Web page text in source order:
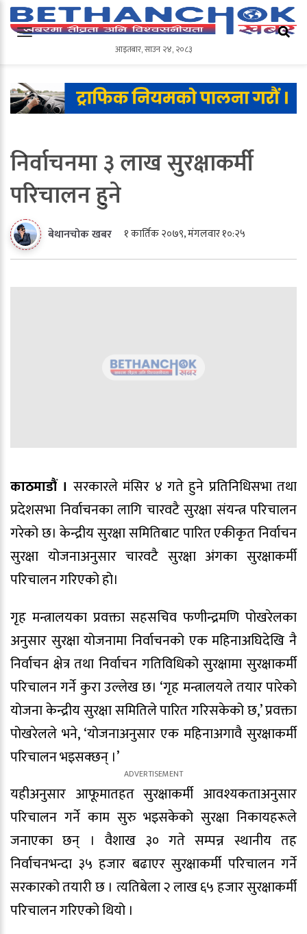
आइतबार,साउन२४,२०८३
आइतबार,साउन २४, २०८३
निर्वाचनमा ३ लाख सुरक्षाकर्मी
परिचालन हुने
बेथानचोक खबर १ कार्तिक २०७९, मंगलवार १०:२५
काठमाडौं । सरकारले मंसिर ४ गते हुने प्रतिनिधिसभा तथा
प्रदेशसभा निर्वाचनका लागि चारवटै सुरक्षा संयन्त्र परिचालन
गरेको छ। केन्द्रीय सुरक्षा समितिबाट पारित एकीकृत निर्वाचन
सुरक्षा योजनाअनुसार चारवटै सुरक्षा अंगका सुरक्षाकर्मी
परिचालन गरिएको हो।
गृह मन्त्रालयका प्रवक्ता सहसचिव फणीन्द्रमणि पोखरेलका
अनुसार सुरक्षा योजनामा निर्वाचनको एक महिनाअघिदेखि नै
निर्वाचन क्षेत्र तथा निर्वाचन गतिविधिको सुरक्षामा सुरक्षाकर्मी
परिचालन गर्ने कुरा उल्लेख छ। ‘गृह मन्त्रालयले तयार पारेको
योजना केन्द्रीय सुरक्षा समितिले पारित गरिसकेको छ,’ प्रवक्ता
पोखरेलले भने, ‘योजनाअनुसार एक महिनाअगावै सुरक्षाकर्मी
परिचालन भइसक्छन् ।’
यहीअनुसार आफूमातहत सुरक्षाकर्मी आवश्यकताअनुसार
परिचालन गर्ने काम सुरु भइसकेको सुरक्षा निकायहरूले
जनाएका छन् । वैशाख ३० गते सम्पन्न स्थानीय तह
निर्वाचनभन्दा ३५ हजार बढाएर सुरक्षाकर्मी परिचालन गर्ने
सरकारको तयारी छ । त्यतिबेला २ लाख ६५ हजार सुरक्षाकर्मी
परिचालन गरिएको थियो ।